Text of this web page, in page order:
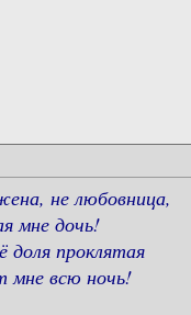
не любовница,
мне дочь!
доля проклятая
мне всю ночь!